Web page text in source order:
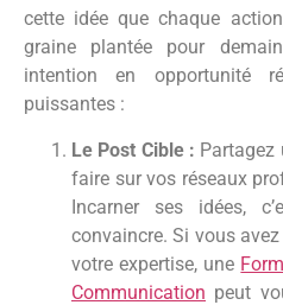
cette idée que chaque
graine plantée pour
intention en opportunité
puissantes :
Le Post Cible : Partagez
faire sur vos réseaux
Incarner ses idées,
convaincre. Si vous
votre expertise, une
Communication peut